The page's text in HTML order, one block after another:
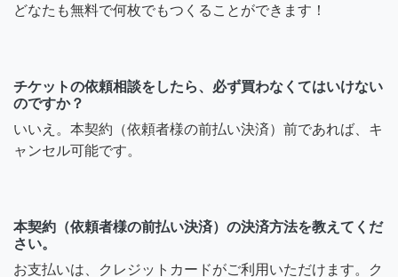
どなたも無料で何枚でもつくることができます！
チケットの依頼相談をしたら、必ず買わなくてはいけない
のですか？
いいえ。本契約（依頼者様の前払い決済）前であれば、キ
ャンセル可能です。
本契約（依頼者様の前払い決済）の決済方法を教えてくだ
さい。
お支払いは、クレジットカードがご利用いただけます。ク